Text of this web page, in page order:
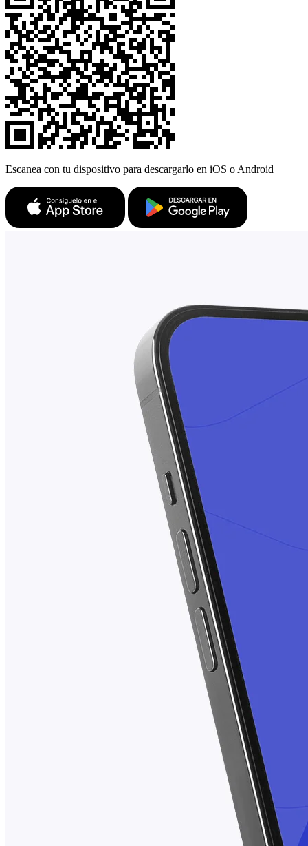
Escanea con tu dispositivo para descargarlo en iOS o Android